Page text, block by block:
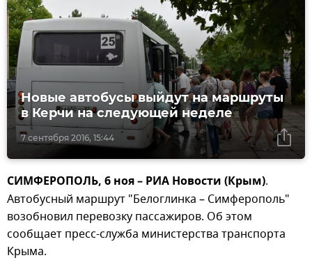
7 сентября 2016, 15:44
Новые автобусы выйдут на маршруты
в Керчи на следующей неделе
СИМФЕРОПОЛЬ, 6 ноя – РИА Новости (Крым).
Автобусный маршрут "Белоглинка – Симферополь"
возобновил перевозку пассажиров. Об этом
сообщает пресс-служба министерства транспорта
Крыма.